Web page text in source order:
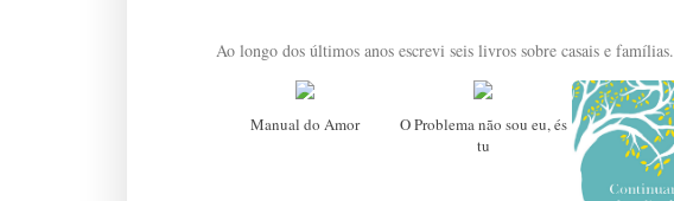
Ao longo dos últimos anos escrevi seis livros sobre casais e famílias.
Manual do Amor
O Problema não sou eu, és
tu